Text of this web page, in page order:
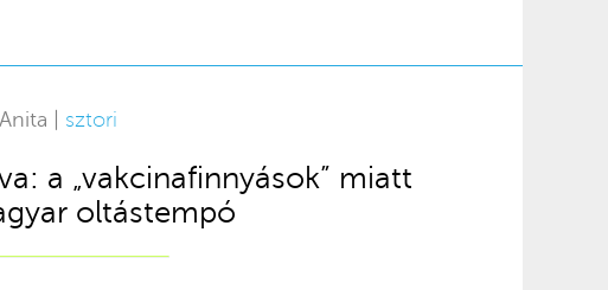
| sztori
a „vakcinafinnyások” miatt
oltástempó